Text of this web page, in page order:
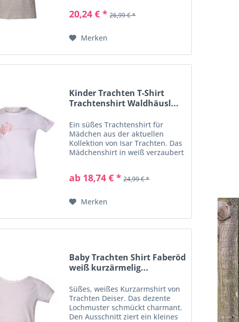
gestalteten Stickerei in Form von
20,24 € * 26,99 € *
Merken
Kinder Trachten T-Shirt
Trachtenshirt Waldhäusl...
Ein süßes Trachtenshirt für
Mädchen aus der aktuellen
Kollektion von Isar Trachten. Das
Mädchenshirt in weiß verzaubert
Die reine Baumwolle sorgt für ein
ab 18,74 € * 24,99 € *
Merken
Baby Trachten Shirt Faberöd
weiß kurzärmelig...
Süßes, weißes Kurzarmshirt von
Trachten Deiser. Das dezente
Lochmuster schmückt charmant.
Den Ausschnitt ziert ein kleines